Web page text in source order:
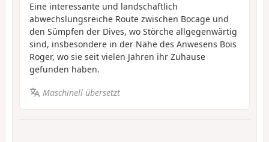
Eine interessante und landschaftlich
abwechslungsreiche Route zwischen Bocage und
den Sümpfen der Dives, wo Störche allgegenwärtig
sind, insbesondere in der Nähe des Anwesens Bois
Roger, wo sie seit vielen Jahren ihr Zuhause
gefunden haben.
Maschinell übersetzt